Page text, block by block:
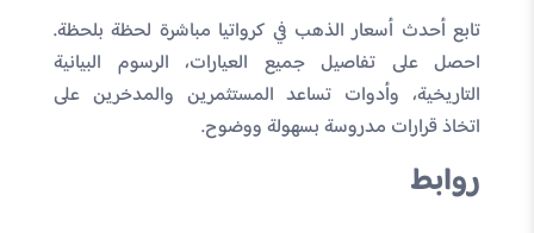
تابع أحدث أسعار الذهب في كرواتيا مباشرة لحظة بلحظة.
احصل على تفاصيل جميع العيارات، الرسوم البيانية
التاريخية، وأدوات تساعد المستثمرين والمدخرين على
اتخاذ قرارات مدروسة بسهولة ووضوح.
روابط